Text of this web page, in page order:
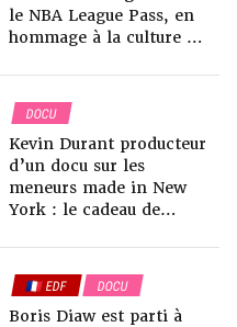
le NBA League Pass, en
hommage à la culture du
DOCU
Kevin Durant producteur
d’un docu sur les
meneurs made in New
York : le cadeau de
Point Gods” et ça
promet du lourd !
🇫🇷 EDF DOCU
Boris Diaw est parti à